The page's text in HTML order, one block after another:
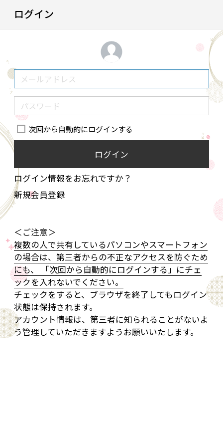
ログイン
次回から自動的にログインする
ログイン
ログイン情報をお忘れですか？
新規会員登録
＜ご注意＞
複数の人で共有しているパソコンやスマートフォン
の場合は、第三者からの不正なアクセスを防ぐため
にも、 「次回から自動的にログインする」にチェ
ックを入れないでください。
チェックをすると、ブラウザを終了してもログイン
状態は保持されます。
アカウント情報は、第三者に知られることがないよ
う管理していただきますようお願いいたします。